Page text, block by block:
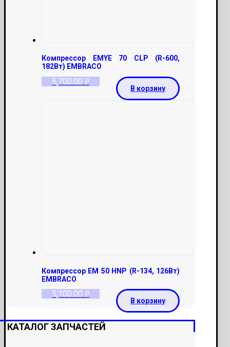
Компрессор EMYE 70 CLP (R-600,
182Вт) EMBRACO
5,700.00 Р
В корзину
Компрессор EM 50 HNP (R-134, 126Вт)
EMBRACO
5,100.00 Р
В корзину
КАТАЛОГ ЗАПЧАСТЕЙ